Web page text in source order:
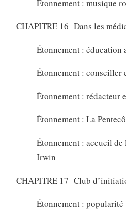
Étonnement : musique
CHAPITRE 16 Dans les
Étonnement : éducation
Étonnement : conseiller
Étonnement : rédacteur
Étonnement : La
Étonnement : accueil de
Irwin
CHAPITRE 17 Club
Étonnement : popularité